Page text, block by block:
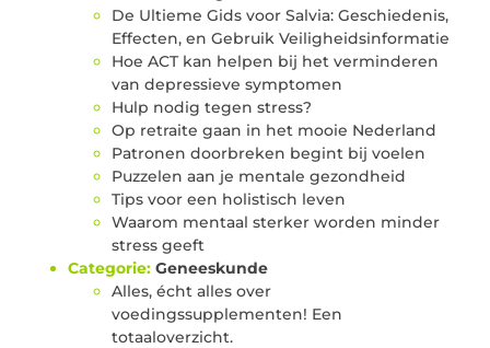
De Ultieme Gids voor Salvia: Geschiedenis,
Effecten, en Gebruik Veiligheidsinformatie
Hoe ACT kan helpen bij het verminderen
van depressieve symptomen
Hulp nodig tegen stress?
Op retraite gaan in het mooie Nederland
Patronen doorbreken begint bij voelen
Puzzelen aan je mentale gezondheid
Tips voor een holistisch leven
Waarom mentaal sterker worden minder
stress geeft
Categorie: Geneeskunde
Alles, écht alles over
voedingssupplementen! Een
totaaloverzicht.